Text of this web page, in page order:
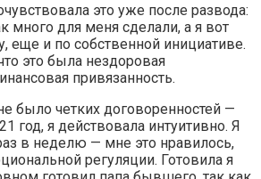
это уже после развода:
много для меня сделали, а я вот
еще и по собственной инициативе.
это была нездоровая
привязанность.
было четких договоренностей —
год, я действовала интуитивно. Я
в неделю — мне это нравилось,
регуляции. Готовила я